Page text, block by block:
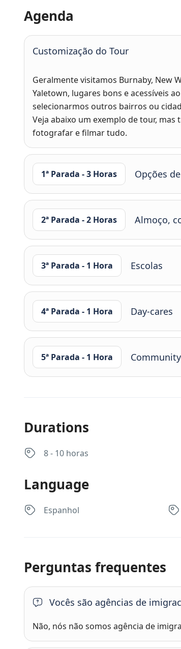
Agenda
Customização do Tour
Geralmente visitamos Burnaby, New
Yaletown, lugares bons e acessíveis
selecionarmos outros bairros ou
Veja abaixo um exemplo de tour, mas t
fotografar e filmar tudo.
1ª Parada - 3 Horas Opções
2ª Parada - 2 Horas Almoço,
3ª Parada - 1 Hora Escolas
4ª Parada - 1 Hora Day-cares
5ª Parada - 1 Hora
Durations
8 - 10 horas
Language
Espanhol
Perguntas frequentes
Vocês são agências de
Não, nós não somos agência de